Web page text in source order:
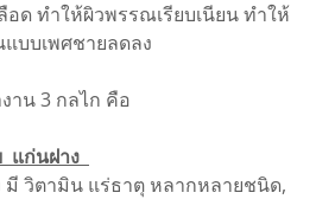
ด ทำให้ผิวพรรณเรียบเนียน ทำให้
บบเพศชายลดลง
าน 3 กลไก คือ
แก่นฝาง
วิตามิน แร่ธาตุ หลากหลายชนิด,